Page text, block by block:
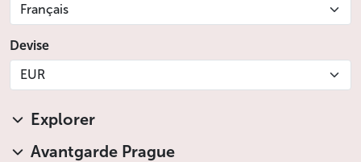
Français
Devise
EUR
Explorer
Avantgarde Prague